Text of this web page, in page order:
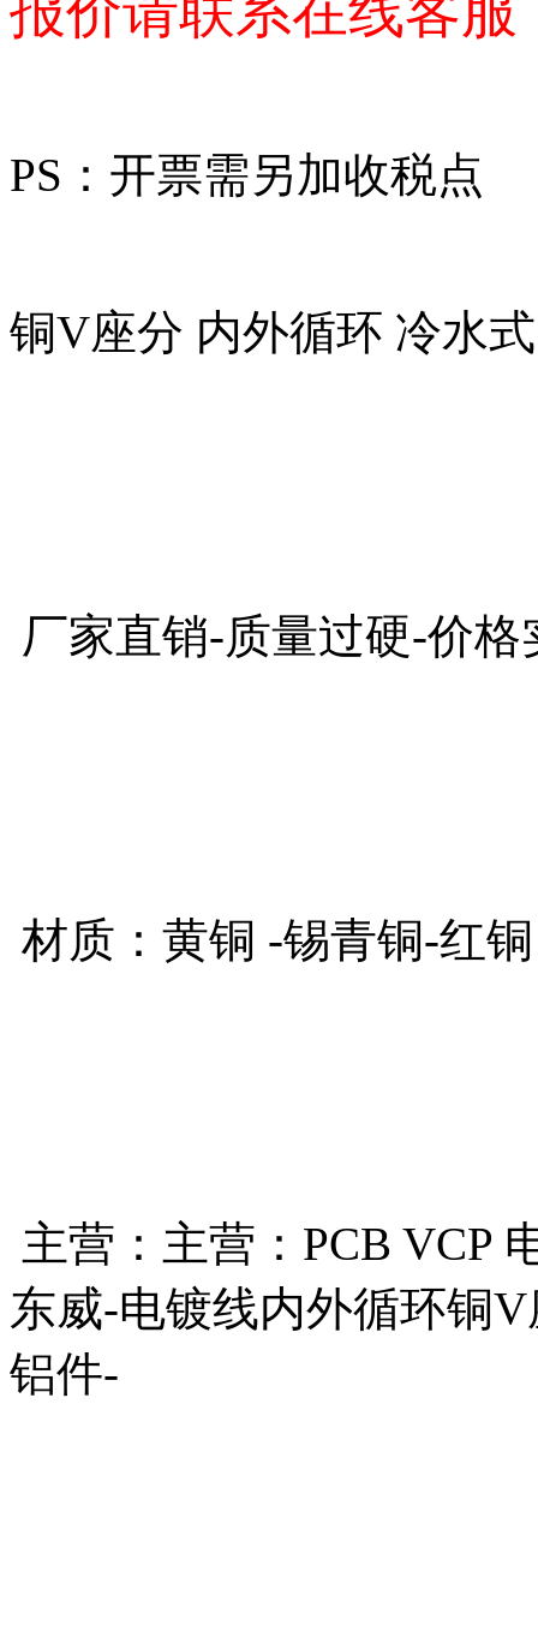
PS：开票需另加收税点
铜V座分 内外循环 冷水
厂家直销-质量过硬-价格
材质：黄铜 -锡青铜-红
主营：主营：PCB VCP
东威-电镀线内外循环铜
铝件-